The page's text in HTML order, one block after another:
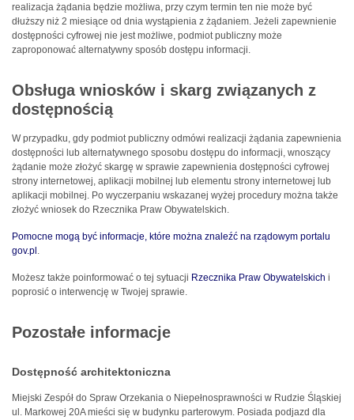
realizacja żądania będzie możliwa, przy czym termin ten nie może być
dłuższy niż 2 miesiące od dnia wystąpienia z żądaniem. Jeżeli zapewnienie
dostępności cyfrowej nie jest możliwe, podmiot publiczny może
zaproponować alternatywny sposób dostępu informacji.
Obsługa wniosków i skarg związanych z
dostępnością
W przypadku, gdy podmiot publiczny odmówi realizacji żądania zapewnienia
dostępności lub alternatywnego sposobu dostępu do informacji, wnoszący
żądanie może złożyć skargę w sprawie zapewnienia dostępności cyfrowej
strony internetowej, aplikacji mobilnej lub elementu strony internetowej lub
aplikacji mobilnej. Po wyczerpaniu wskazanej wyżej procedury można także
złożyć wniosek do Rzecznika Praw Obywatelskich.
Pomocne mogą być informacje, które można znaleźć na rządowym portalu
gov.pl .
Możesz także poinformować o tej sytuacji Rzecznika Praw Obywatelskich i
poprosić o interwencję w Twojej sprawie.
Pozostałe informacje
Dostępność architektoniczna
Miejski Zespół do Spraw Orzekania o Niepełnosprawności w Rudzie Śląskiej
ul. Markowej 20A mieści się w budynku parterowym. Posiada podjazd dla